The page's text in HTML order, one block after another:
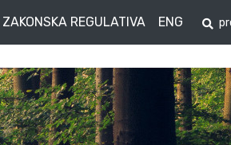
ZAKONSKA REGULATIVA ENG